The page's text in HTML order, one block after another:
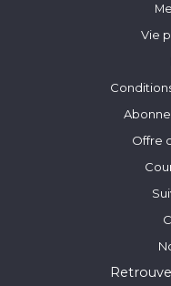
Vie
Offre